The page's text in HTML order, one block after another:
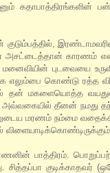
கதாபாத்திரங்களின்
காரணம் என
மனைவியின் புடவையை
எலும்பை கொண்டு ரத்த
தன் மகளையொத்த
அவ்வகையில் தீனன்
மரணம் நம்மை
பாத்திரம். பொறுப்பற்ற
குடிக்காதவர்